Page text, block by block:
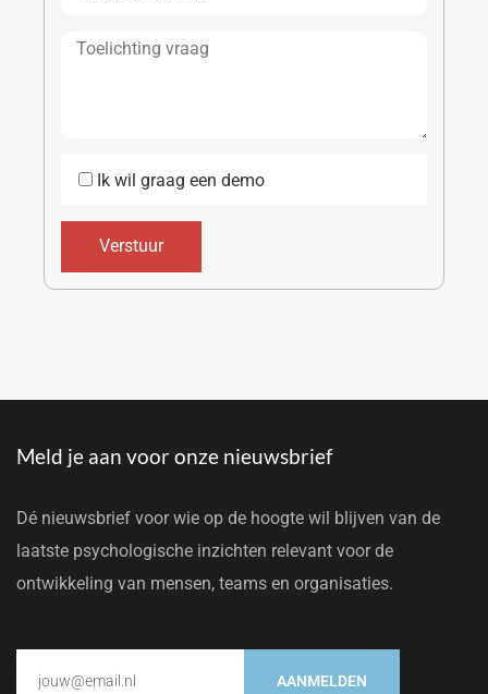
Ik wil graag een demo
Verstuur
Meld je aan voor onze nieuwsbrief
Dé nieuwsbrief voor wie op de hoogte wil blijven van de
laatste psychologische inzichten relevant voor de
ontwikkeling van mensen, teams en organisaties.
AANMELDEN